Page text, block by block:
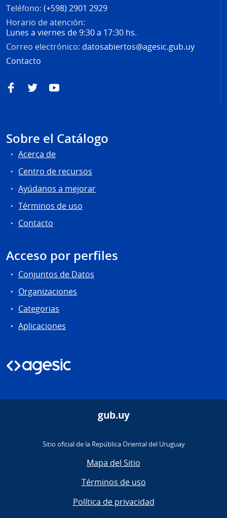
Teléfono: (+598) 2901 2929
Horario de atención:
Lunes a viernes de 9:30 a 17:30 hs.
Correo electrónico: datosabiertos@agesic.gub.uy
Contacto
FacebookTwitterYouTube
Sobre el Catálogo
Acerca de
Centro de recursos
Ayúdanos a mejorar
Términos de uso
Contacto
Acceso por perfiles
Conjuntos de Datos
Organizaciones
Categorias
Aplicaciones
gub.uy
Sitio oficial de la República Oriental del Uruguay
Mapa del Sitio
Términos de uso
Política de privacidad